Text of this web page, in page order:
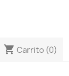
shopping_cart Carrito (0)